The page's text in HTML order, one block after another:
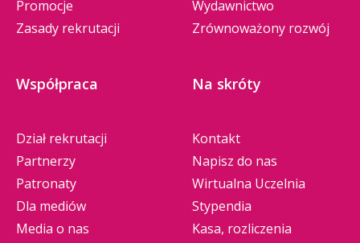
osob_z_niepelnosprawnoscia (429 KB)
dzien_3_poster_aorczyk_morczyk (935 KB)
Promocje
Zasady rekrutacji
Wydawnictwo
Zrównoważony rozwój
Współpraca
Dział rekrutacji
Partnerzy
Patronaty
Dla mediów
Media o nas
Na skróty
Kontakt
Napisz do nas
Wirtualna Uczelnia
Stypendia
Kasa, rozliczenia